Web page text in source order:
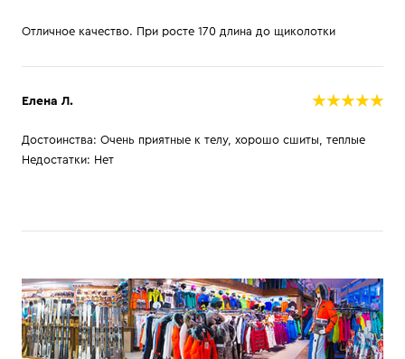
Отличное качество. При росте 170 длина до щиколотки
Елена Л.
Достоинства: Очень приятные к телу, хорошо сшиты, теплые
Недостатки: Нет